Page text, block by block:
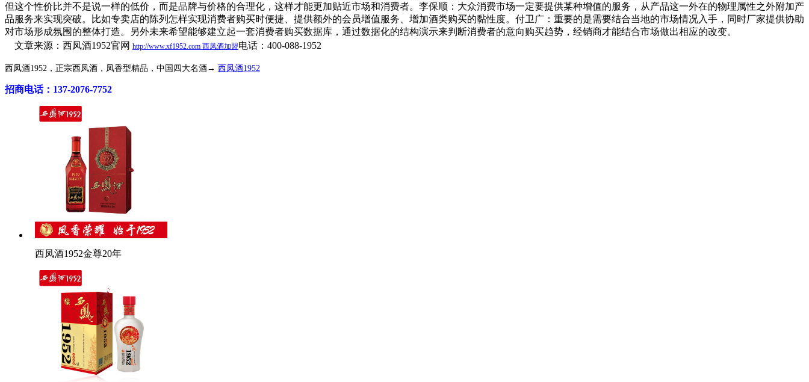
但这个性价比并不是说一样的低价，而是品牌与价格的合理化，这样才能更加贴近市场和消费者。李保顺：大众消费市场一定要提供某种增值的服务，从产品这一外在的物理属性之外附加产
品服务来实现突破。比如专卖店的陈列怎样实现消费者购买时便捷、提供额外的会员增值服务、增加酒类购买的黏性度。付卫广：重要的是需要结合当地的市场情况入手，同时厂家提供协助
对市场形成氛围的整体打造。另外未来希望能够建立起一套消费者购买数据库，通过数据化的结构演示来判断消费者的意向购买趋势，经销商才能结合市场做出相应的改变。
文章来源：西凤酒1952官网 http://www.xf1952.com 西凤酒加盟电话：400-088-1952
西凤酒1952，正宗西凤酒，凤香型精品，中国四大名酒→ 西凤酒1952
招商电话：137-2076-7752
西凤酒1952金尊20年